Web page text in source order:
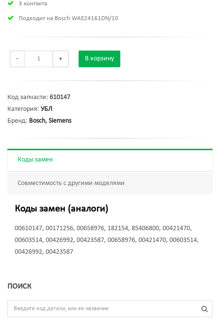
3 контакта
Подходит на Bosch WAE24161DN/10
- + В корзину
Код запчасти: 610147
Категория: УБЛ
Бренд: Bosch, Siemens
Коды замен
Совместимость с другими моделями
Коды замен (аналоги)
00610147, 00171256, 00658976, 182154, 85406800, 00421470,
00603514, 00426992, 00423587, 00658976, 00421470, 00603514,
00426992, 00423587
ПОИСК